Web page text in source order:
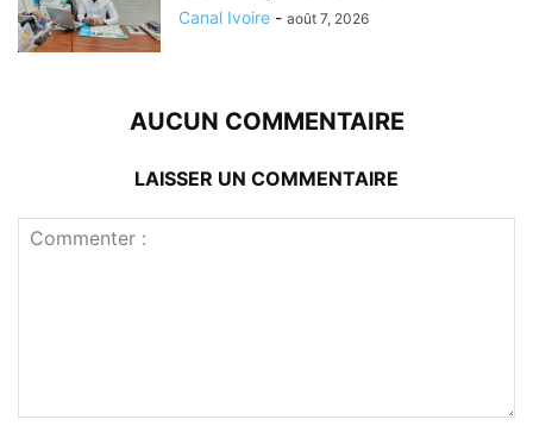
Canal Ivoire - août 7, 2026
AUCUN COMMENTAIRE
LAISSER UN COMMENTAIRE